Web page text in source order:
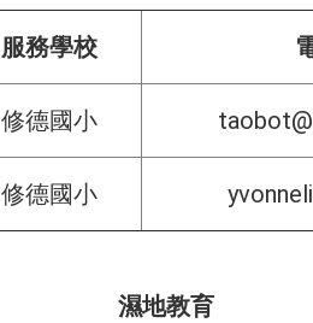
服務學校
修德國小
修德國小
濕地教育